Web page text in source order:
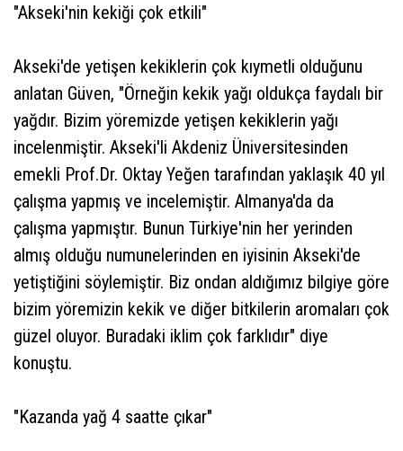
"Akseki'nin kekiği çok etkili"
Akseki'de yetişen kekiklerin çok kıymetli olduğunu
anlatan Güven, "Örneğin kekik yağı oldukça faydalı bir
yağdır. Bizim yöremizde yetişen kekiklerin yağı
incelenmiştir. Akseki'li Akdeniz Üniversitesinden
emekli Prof.Dr. Oktay Yeğen tarafından yaklaşık 40 yıl
çalışma yapmış ve incelemiştir. Almanya'da da
çalışma yapmıştır. Bunun Türkiye'nin her yerinden
almış olduğu numunelerinden en iyisinin Akseki'de
yetiştiğini söylemiştir. Biz ondan aldığımız bilgiye göre
bizim yöremizin kekik ve diğer bitkilerin aromaları çok
güzel oluyor. Buradaki iklim çok farklıdır" diye
konuştu.
"Kazanda yağ 4 saatte çıkar"